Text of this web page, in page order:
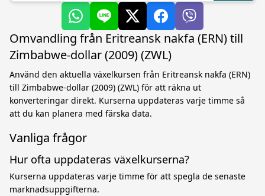
Omvandling från Eritreansk nakfa (ERN) till
Zimbabwe-dollar (2009) (ZWL)
Använd den aktuella växelkursen från Eritreansk nakfa (ERN)
till Zimbabwe-dollar (2009) (ZWL) för att räkna ut
konverteringar direkt. Kurserna uppdateras varje timme så
att du kan planera med färska data.
Vanliga frågor
Hur ofta uppdateras växelkurserna?
Kurserna uppdateras varje timme för att spegla de senaste
marknadsuppgifterna.